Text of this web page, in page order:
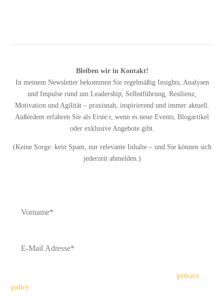
Bleiben wir in Kontakt!
In meinem Newsletter bekommen Sie regelmäßig Insights, Analysen
und Impulse rund um Leadership, Selbstführung, Resilienz,
Motivation und Agilität – praxisnah, inspirierend und immer aktuell.
Außerdem erfahren Sie als Erste:r, wenn es neue Events, Blogartikel
oder exklusive Angebote gibt.
(Keine Sorge: kein Spam, nur relevante Inhalte – und Sie können sich
jederzeit abmelden.)
Your data is safe with us. By consenting, you agree to ourprivacy
policy